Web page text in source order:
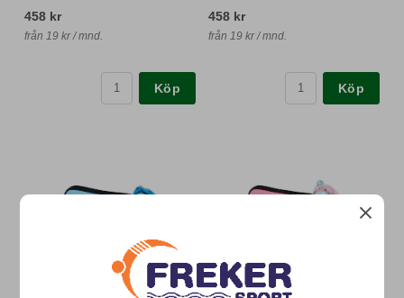
458 kr
från 19 kr / mnd.
Köp
458 kr
från 19 kr / mnd.
Köp